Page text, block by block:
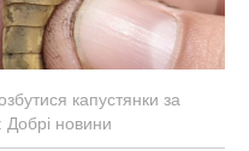
капустянки за
новини